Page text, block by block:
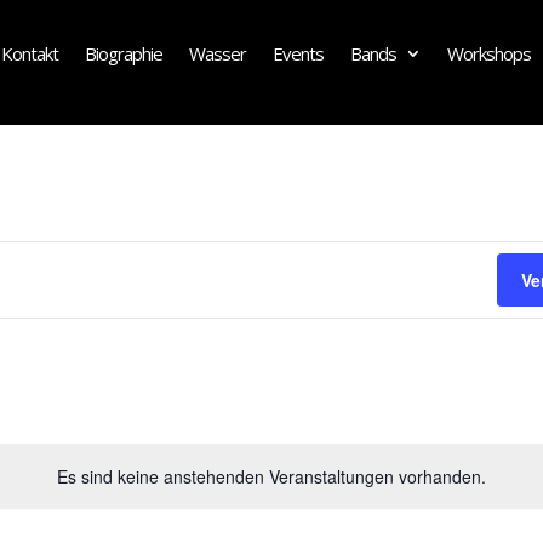
Kontakt Biographie Wasser Events Bands Workshops
Es sind keine anstehenden Veranstaltungen vorhanden.